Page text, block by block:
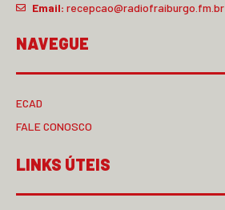
Email: recepcao@radiofraiburgo.fm.br
NAVEGUE
ECAD
FALE CONOSCO
LINKS ÚTEIS